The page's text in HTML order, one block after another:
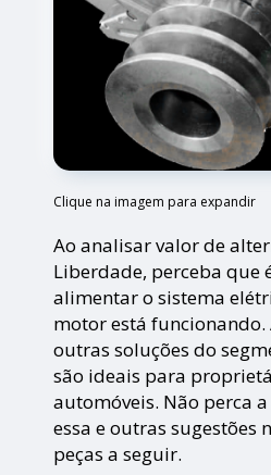
Clique na imagem para expandir
Ao analisar valor de
Liberdade, perceba que
alimentar o sistema
motor está funcionando.
outras soluções do
são ideais para
automóveis. Não perca
essa e outras sugestões
peças a seguir.